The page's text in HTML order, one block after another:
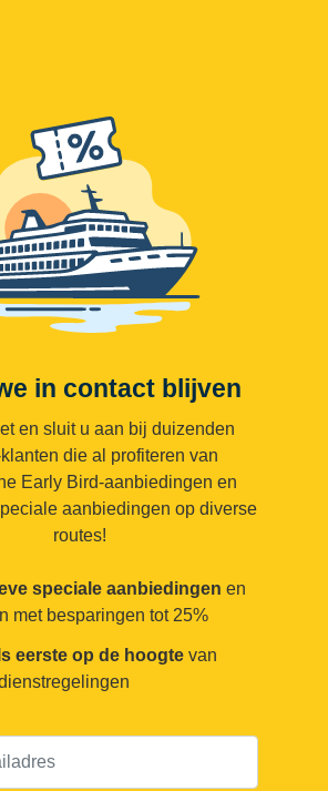
in contact blijven
en sluit u aan bij duizenden
die al profiteren van
Early Bird-aanbiedingen en
aanbiedingen op diverse
routes!
speciale aanbiedingen en
met besparingen tot 25%
eerste op de hoogte van